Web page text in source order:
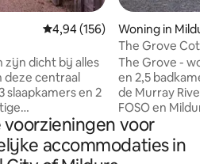
Gemiddelde beoordeling van
4,94 (156)
centraal
en 2
plek om
doen als je wilt,
Woning in Mildura
The Grove
Trail Of Lights.
The Grove -
en 2,5
de Murray River,
FOSO en Mildura
over uitgebreide
buitenlucht,
om te lezen en te
voorzieningen voor
accommodaties in